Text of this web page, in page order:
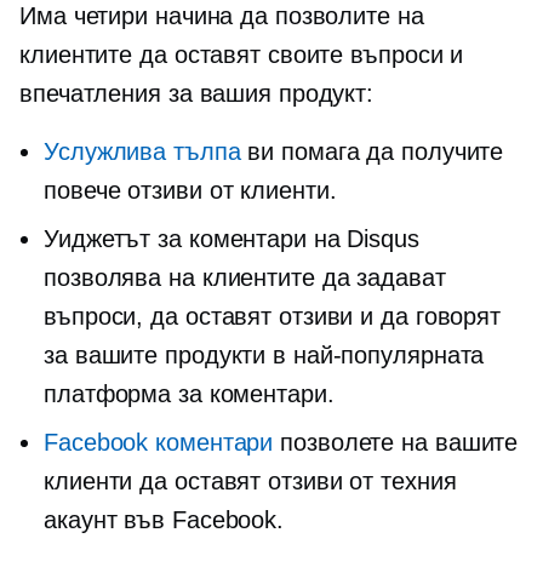
Има четири начина да позволите на
клиентите да оставят своите въпроси и
впечатления за вашия продукт:
Услужлива тълпави помага да получите
повече отзиви от клиенти.
Уиджетът за коментари на Disqus
позволява на клиентите да задават
въпроси, да оставят отзиви и да говорят
за вашите продукти в най-популярната
платформа за коментари.
Facebook коментари позволете на вашите
клиенти да оставят отзиви от техния
акаунт във Facebook.